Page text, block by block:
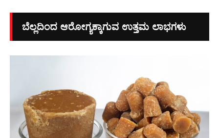
ಬೆಲ್ಲದಿಂದ ಆರೋಗ್ಯಕ್ಕಾಗುವ ಉತ್ತಮ ಲಾಭಗಳು